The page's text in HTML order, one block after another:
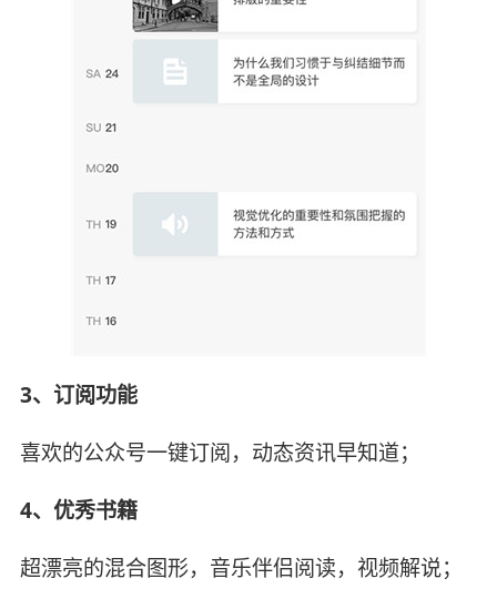
3、订阅功能
喜欢的公众号一键订阅，动态资讯早知道；
4、优秀书籍
超漂亮的混合图形，音乐伴侣阅读，视频解说；